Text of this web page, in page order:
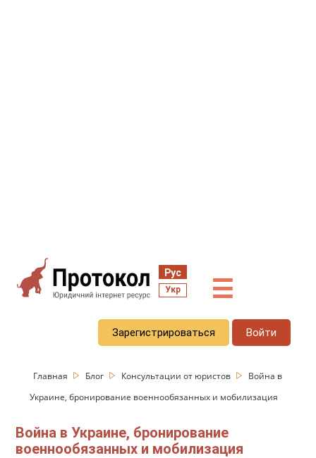
Рус
Укр ☰
Зарегистрироваться Войти
Главная Блог Консультации от юристов
Война в
Украине, бронирование военнообязанных и мобилизация
Война в Украине, бронирование
военнообязанных и мобилизация